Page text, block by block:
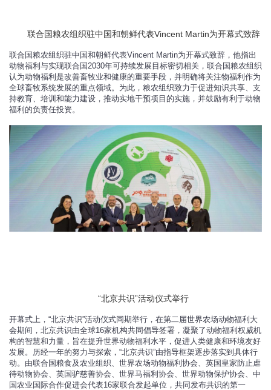
联合国粮农组织驻中国和朝鲜代表Vincent Martin为开幕式致辞
联合国粮农组织驻中国和朝鲜代表Vincent Martin为开幕式致辞，他指出
动物福利与实现联合国2030年可持续发展目标密切相关，联合国粮农组织
认为动物福利是改善畜牧业和健康的重要手段，并明确将关注物福利作为
全球畜牧系统发展的重点领域。为此，粮农组织致力于促进知识共享、支
持教育、培训和能力建设，推动实地干预项目的实施，并鼓励有利于动物
福利的负责任投资。
“北京共识”活动仪式举行
开幕式上，“北京共识”活动仪式同期举行，在第二届世界农场动物福利大
会期间，北京共识由全球16家机构共同倡导签署，凝聚了动物福利权威机
构的智慧和力量，旨在提升世界动物福利水平，促进人类健康和环境友好
发展。历经一年的努力与探索，“北京共识”由指导框架逐步落实到具体行
动。由联合国粮食及农业组织、世界农场动物福利协会、英国皇家防止虐
待动物协会、英国驴慈善协会、世界马福利协会、世界动物保护协会、中
国农业国际合作促进会代表16家联合发起单位，共同发布共识的第一